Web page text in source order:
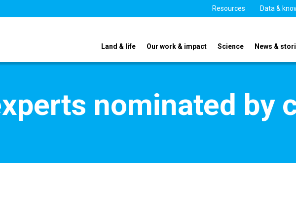
Resources Data &
Land & life Our work & impact Science News &
nominated by